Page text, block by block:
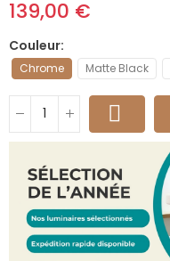
139,00 €
Couleur
Chrome Matte Black